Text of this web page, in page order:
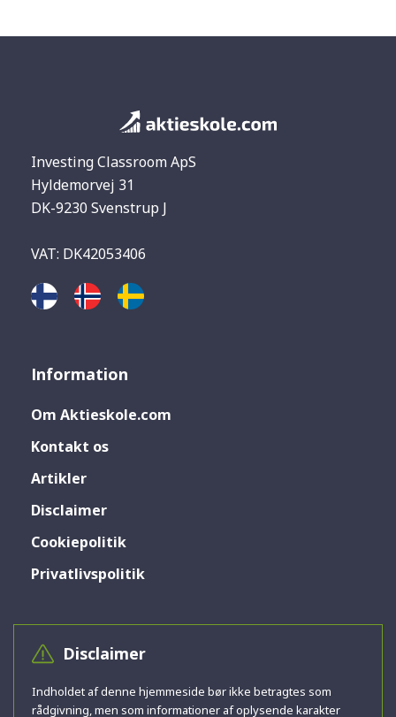
Investing Classroom ApS
Hyldemorvej 31
DK-9230 Svenstrup J
VAT: DK42053406
Information
Om Aktieskole.com
Kontakt os
Artikler
Disclaimer
Cookiepolitik
Privatlivspolitik
Disclaimer
Indholdet af denne hjemmeside bør ikke betragtes som
rådgivning, men som informationer af oplysende karakter